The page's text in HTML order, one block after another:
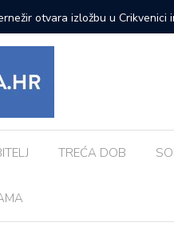
nebom: Urban&4 i Amira
TREĆA DOB